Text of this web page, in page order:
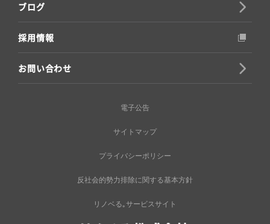
ブログ
採用情報
お問い合わせ
電子公告
サイトマップ
プライバシーポリシー
反社会的勢力排除に関する基本方針
リノベる｡サービスサイト